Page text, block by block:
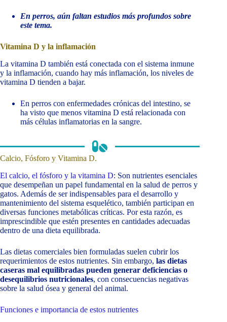
En perros, aún faltan estudios más profundos sobre
este tema.
Vitamina D y la inflamación
La vitamina D también está conectada con el sistema inmune
y la inflamación, cuando hay más inflamación, los niveles de
vitamina D tienden a bajar.
En perros con enfermedades crónicas del intestino, se
ha visto que menos vitamina D está relacionada con
más células inflamatorias en la sangre.
Calcio, Fósforo y Vitamina D.
El calcio, el fósforo y la vitamina D: Son nutrientes esenciales
que desempeñan un papel fundamental en la salud de perros y
gatos. Además de ser indispensables para el desarrollo y
mantenimiento del sistema esquelético, también participan en
diversas funciones metabólicas críticas. Por esta razón, es
imprescindible que estén presentes en cantidades adecuadas
dentro de una dieta equilibrada.
Las dietas comerciales bien formuladas suelen cubrir los
requerimientos de estos nutrientes. Sin embargo, las dietas
caseras mal equilibradas pueden generar deficiencias o
desequilibrios nutricionales, con consecuencias negativas
sobre la salud ósea y general del animal.
Funciones e importancia de estos nutrientes